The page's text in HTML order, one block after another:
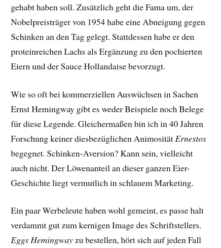
gehabt haben soll. Zusätzlich geht die Fama um, der
Nobelpreisträger von 1954 habe eine Abneigung gegen
Schinken an den Tag gelegt. Stattdessen habe er den
proteinreichen Lachs als Ergänzung zu den pochierten
Eiern und der Sauce Hollandaise bevorzugt.
Wie so oft bei kommerziellen Auswüchsen in Sachen
Ernst Hemingway gibt es weder Beispiele noch Belege
für diese Legende. Gleichermaßen bin ich in 40 Jahren
Forschung keiner diesbezüglichen Animosität Ernestos
begegnet. Schinken-Aversion? Kann sein, vielleicht
auch nicht. Der Löwenanteil an dieser ganzen Eier-
Geschichte liegt vermutlich in schlauem Marketing.
Ein paar Werbeleute haben wohl gemeint, es passe halt
verdammt gut zum kernigen Image des Schriftstellers.
Eggs Hemingwayzu bestellen, hört sich auf jeden Fall